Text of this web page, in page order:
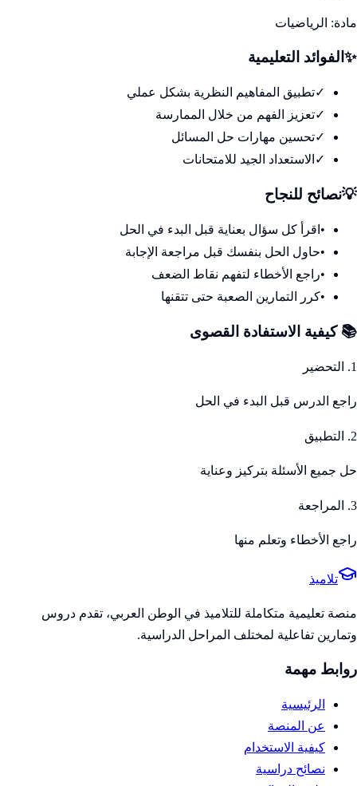
مادة: الرياضيات
✨ الفوائد التعليمية
✓تطبيق المفاهيم النظرية بشكل عملي
✓تعزيز الفهم من خلال الممارسة
✓تحسين مهارات حل المسائل
✓ الاستعداد الجيد للامتحانات
💡نصائح للنجاح
• اقرأ كل سؤال بعناية قبل البدء في الحل
•حاول الحل بنفسك قبل مراجعة الإجابة
•راجع الأخطاء لتفهم نقاط الضعف
•كرر التمارين الصعبة حتى تتقنها
📚 كيفية الاستفادة القصوى
1. التحضير
راجع الدرس قبل البدء في الحل
2. التطبيق
حل جميع الأسئلة بتركيز وعناية
3. المراجعة
راجع الأخطاء وتعلم منها
تلاميذ
منصة تعليمية متكاملة للتلاميذ في الوطن العربي، تقدم دروس
وتمارين تفاعلية لمختلف المراحل الدراسية.
روابط مهمة
الرئيسية
عن المنصة
كيفية الاستخدام
نصائح دراسية